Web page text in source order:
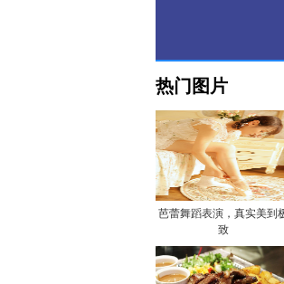
热门图片
芭蕾舞蹈表演，真实美到
致